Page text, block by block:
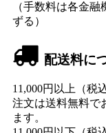
（手数料は各金融
ずる）
配送料に
11,000円以上（税
注文は送料無料で
ます。